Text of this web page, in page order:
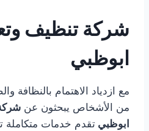
شركة تنظيف
ابوظبي
مع ازدياد الاهتمام بالنظافة
من الأشخاص يبحثون عن
ابوظبي تقدم خدمات